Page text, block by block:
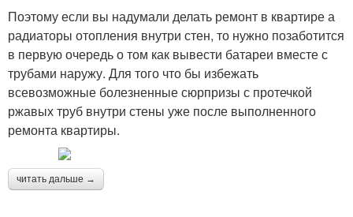
Поэтому если вы надумали делать ремонт в квартире а
радиаторы отопления внутри стен, то нужно позаботится
в первую очередь о том как вывести батареи вместе с
трубами наружу. Для того что бы избежать
всевозможные болезненные сюрпризы с протечкой
ржавых труб внутри стены уже после выполненного
ремонта квартиры.
читать дальше →